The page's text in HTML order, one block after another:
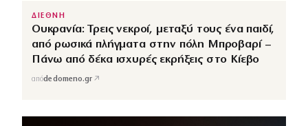
ΔΙΕΘΝΗ
Ουκρανία: Τρεις νεκροί, μεταξύ τους ένα παιδί,
από ρωσικά πλήγματα στην πόλη Μπροβαρί –
Πάνω από δέκα ισχυρές εκρήξεις στο Κίεβο
απόdedomeno.gr ↗